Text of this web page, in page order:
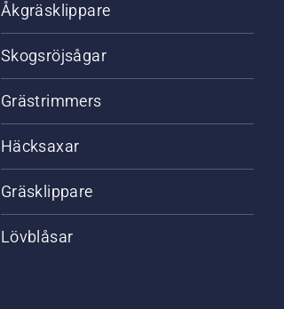
Åkgräsklippare
Skogsröjsågar
Grästrimmers
Häcksaxar
Gräsklippare
Lövblåsar